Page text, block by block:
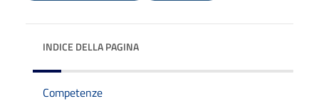
INDICE DELLA PAGINA
Competenze